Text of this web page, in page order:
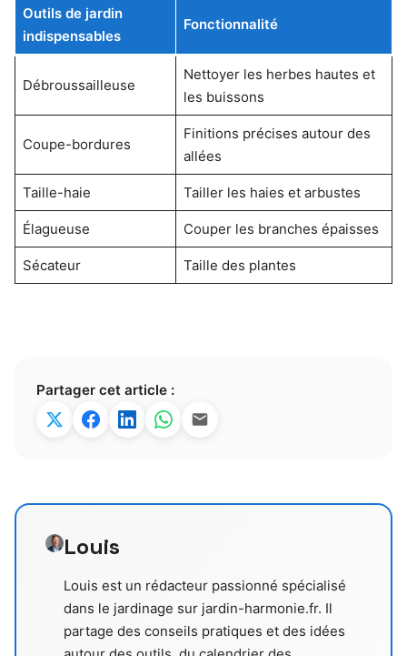
Outils de jardin
indispensables
Fonctionnalité
Débroussailleuse
Nettoyer les herbes hautes et
les buissons
Coupe-bordures
Finitions précises autour des
allées
Taille-haie Tailler les haies et arbustes
Élagueuse Couper les branches épaisses
Sécateur Taille des plantes
Partager cet article :
Louis
Louis est un rédacteur passionné spécialisé
dans le jardinage sur jardin-harmonie.fr. Il
partage des conseils pratiques et des idées